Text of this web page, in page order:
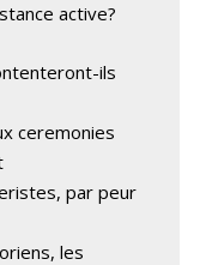
active?
ils
ceremonies
par peur
les